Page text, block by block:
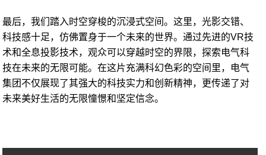
最后，我们踏入时空穿梭的沉浸式空间。这里，光影交错、
科技感十足，仿佛置身于一个未来的世界。通过先进的VR技
术和全息投影技术，观众可以穿越时空的界限，探索电气科
技在未来的无限可能。在这片充满科幻色彩的空间里，电气
集团不仅展现了其强大的科技实力和创新精神，更传递了对
未来美好生活的无限憧憬和坚定信念。